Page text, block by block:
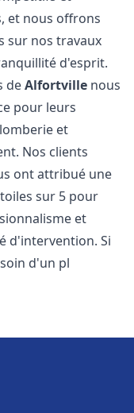
et nous offrons
sur nos travaux
d'esprit.
deAlfortville nous
pour leurs
et
Nos clients
ont attribué une
sur 5 pour
et
d'intervention. Si
d'un pl